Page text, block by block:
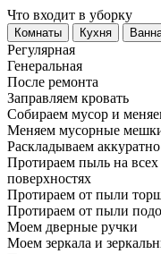
Что входит в уборку
Регу­лярная
Гене­ральная
После ремонта
Заправляем кровать
Собираем мусор и
Меняем мусорные
Раскладываем
Протираем пыль на
поверхностях
Протираем от пыли
Протираем от пыли
Моем дверные ручки
Моем зеркала и